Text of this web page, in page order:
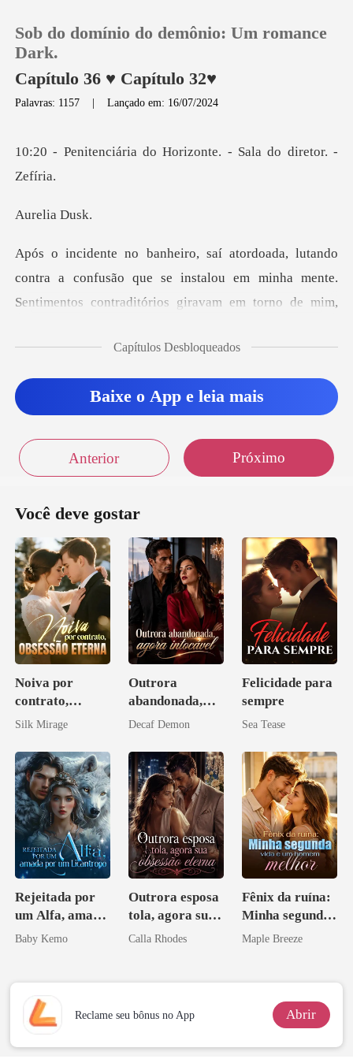
Loja
Histórico
Sair
Baixar App
Sob do domínio do demônio: Um romance
Dark.
Capítulo 36 ♥ Capítulo 32♥
Palavras: 1157 |Lançado em: 16/07/2024
do Horizonte. - Sala
lia
são que se instalou em minha mente.
Sentimentos contraditórios gira
Capítulos Desbloqueados
Baixe o App e leia mais
Anterior Próximo
Você deve gostar
Noiva por
contrato,
obsessão eterna
Silk Mirage
Outrora
abandonada,
agora intocável
Decaf Demon
Felicidade para
sempre
Sea Tease
Rejeitada por
um Alfa, amada
por um
Baby Kemo
Outrora esposa
tola, agora sua
obsessão eterna
Calla Rhodes
Fênix da ruína:
Minha segunda
vida e um
Maple Breeze
Reclame seu bônus no App Abrir